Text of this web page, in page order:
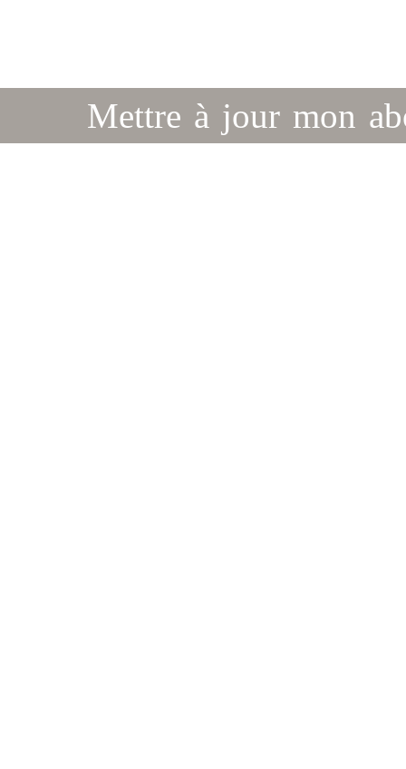
Mettre à jour mon